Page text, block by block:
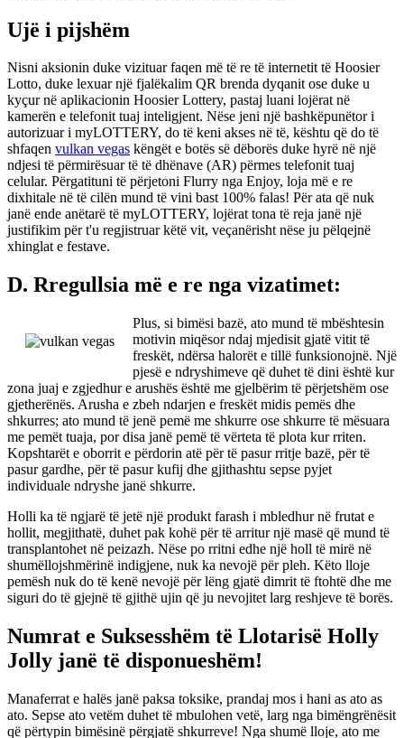
Ujë i pijshëm
Nisni aksionin duke vizituar faqen më të re të internetit të Hoosier
Lotto, duke lexuar një fjalëkalim QR brenda dyqanit ose duke u
kyçur në aplikacionin Hoosier Lottery, pastaj luani lojërat në
kamerën e telefonit tuaj inteligjent. Nëse jeni një bashkëpunëtor i
autorizuar i myLOTTERY, do të keni akses në të, kështu që do të
shfaqen vulkan vegas këngët e botës së dëborës duke hyrë në një
ndjesi të përmirësuar të të dhënave (AR) përmes telefonit tuaj
celular. Përgatituni të përjetoni Flurry nga Enjoy, loja më e re
dixhitale në të cilën mund të vini bast 100% falas! Për ata që nuk
janë ende anëtarë të myLOTTERY, lojërat tona të reja janë një
justifikim për t'u regjistruar këtë vit, veçanërisht nëse ju pëlqejnë
xhinglat e festave.
D. Rregullsia më e re nga vizatimet:
Plus, si bimësi bazë, ato mund të mbështesin
motivin miqësor ndaj mjedisit gjatë vitit të
freskët, ndërsa halorët e tillë funksionojnë. Një
pjesë e ndryshimeve që duhet të dini është kur
zona juaj e zgjedhur e arushës është me gjelbërim të përjetshëm ose
gjetherënës. Arusha e zbeh ndarjen e freskët midis pemës dhe
shkurres; ato mund të jenë pemë me shkurre ose shkurre të mësuara
me pemët tuaja, por disa janë pemë të vërteta të plota kur rriten.
Kopshtarët e oborrit e përdorin atë për të pasur rritje bazë, për të
pasur gardhe, për të pasur kufij dhe gjithashtu sepse pyjet
individuale ndryshe janë shkurre.
Holli ka të ngjarë të jetë një produkt farash i mbledhur në frutat e
hollit, megjithatë, duhet pak kohë për të arritur një masë që mund të
transplantohet në peizazh. Nëse po rritni edhe një holl të mirë në
shumëllojshmërinë indigjene, nuk ka nevojë për pleh. Këto lloje
pemësh nuk do të kenë nevojë për lëng gjatë dimrit të ftohtë dhe me
siguri do të gjejnë të gjithë ujin që ju nevojitet larg reshjeve të borës.
Numrat e Suksesshëm të Llotarisë Holly
Jolly janë të disponueshëm!
Manaferrat e halës janë paksa toksike, prandaj mos i hani as ato as
ato. Sepse ato vetëm duhet të mbulohen vetë, larg nga bimëngrënësit
që përtypin bimësinë përgjatë shkurreve! Nga shumë lloje, ato me